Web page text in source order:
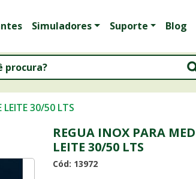
Simuladores Suporte Blog
LEITE 30/50 LTS
REGUA INOX PARA
LEITE 30/50 LTS
Cód: 13972